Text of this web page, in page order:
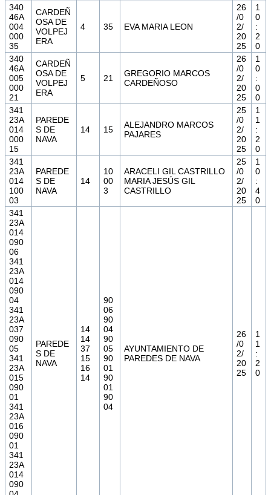
340
46A
004
000
35
CARDEÑ
OSA DE
VOLPEJ
ERA
4 35 EVA MARIA LEON
26
/0
2/
20
25
1
0
:
2
0
340
46A
005
000
21
CARDEÑ
OSA DE
VOLPEJ
ERA
5 21
GREGORIO MARCOS
CARDEÑOSO
26
/0
2/
20
25
1
0
:
0
0
341
23A
014
000
15
PAREDE
S DE
NAVA
14 15
ALEJANDRO MARCOS
PAJARES
25
/0
2/
20
25
1
1
:
2
0
341
23A
014
100
03
PAREDE
S DE
NAVA
14
10
00
3
ARACELI GIL CASTRILLO
MARIA JESÚS GIL
CASTRILLO
25
/0
2/
20
25
1
0
:
4
0
341
23A
014
090
06
341
23A
014
090
04
341
23A
037
090
05
341
23A
015
090
01
341
23A
016
090
01
341
23A
014
090
PAREDE
S DE
NAVA
14
14
37
15
16
14
90
06
90
04
90
05
90
01
90
01
90
04
AYUNTAMIENTO DE
PAREDES DE NAVA
26
/0
2/
20
25
1
1
:
2
0